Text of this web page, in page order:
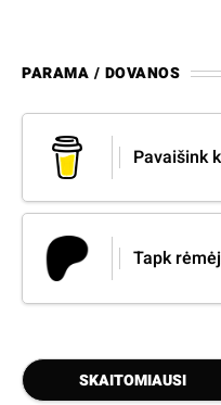
PARAMA / DOVANOS
Pavaišink
Tapk
SKAITOMIAUSI